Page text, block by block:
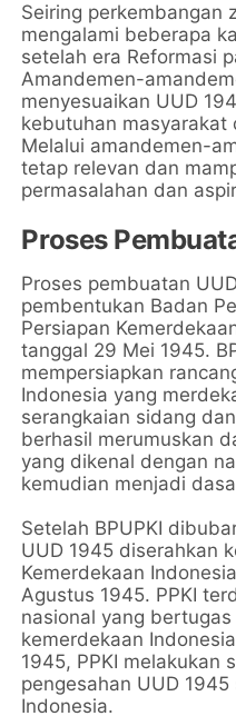
Seiring perkembangan
mengalami beberapa
setelah era Reformasi
Amandemen-
menyesuaikan UUD
kebutuhan masyarakat
Melalui amandemen-
tetap relevan dan
permasalahan dan
Proses
Proses pembuatan
pembentukan Badan
Persiapan
tanggal 29 Mei 1945.
mempersiapkan
Indonesia yang
serangkaian sidang
berhasil merumuskan
yang dikenal dengan
kemudian menjadi
Setelah BPUPKI
UUD 1945 diserahkan
Kemerdekaan
Agustus 1945. PPKI
nasional yang
kemerdekaan
1945, PPKI melakukan
pengesahan UUD
Indonesia.